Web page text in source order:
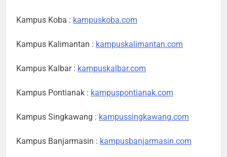
Kampus Koba : kampuskoba.com
Kampus Kalimantan : kampuskalimantan.com
Kampus Kalbar : kampuskalbar.com
Kampus Pontianak : kampuspontianak.com
Kampus Singkawang : kampussingkawang.com
Kampus Banjarmasin : kampusbanjarmasin.com